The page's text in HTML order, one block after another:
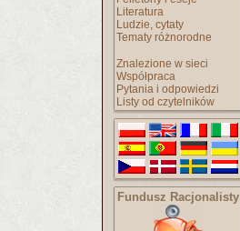
Literatura
Ludzie, cytaty
Tematy różnorodne
Znalezione w sieci
Współpraca
Pytania i odpowiedzi
Listy od czytelników
Fundusz Racjonalisty